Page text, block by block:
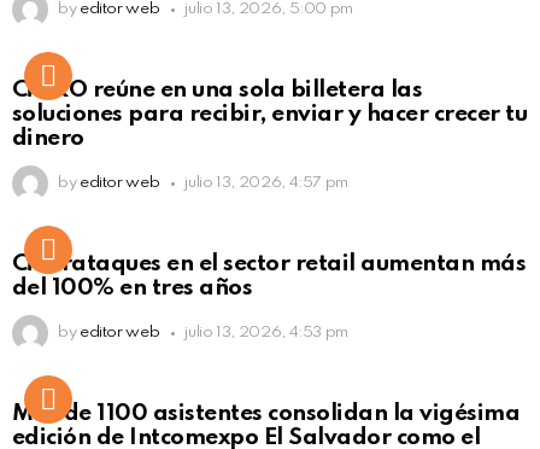
by editor web julio 13, 2026, 5:00 pm
Not Safe For Work
Click to view this post
CiNKO reúne en una sola billetera las
soluciones para recibir, enviar y hacer crecer tu
dinero
by editor web julio 13, 2026, 4:57 pm
Ciberataques en el sector retail aumentan más
del 100% en tres años
by editor web julio 13, 2026, 4:53 pm
Más de 1100 asistentes consolidan la vigésima
edición de Intcomexpo El Salvador como el